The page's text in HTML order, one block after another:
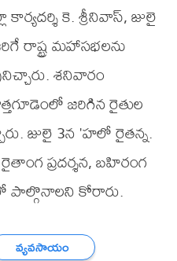
కార్యదర్శి కె. శ్రీనివాస్, జులై
రాష్ట్ర మహాసభలను
శనివారం
జరిగిన రైతుల
జులై 3న 'హలో రైతన్న.
ప్రదర్శన, బహిరంగ
పాల్గొనాలని కోరారు.
వ్యవసాయం